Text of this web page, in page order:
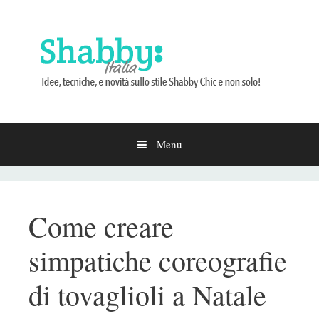
Menu
Come creare
simpatiche coreografie
di tovaglioli a Natale